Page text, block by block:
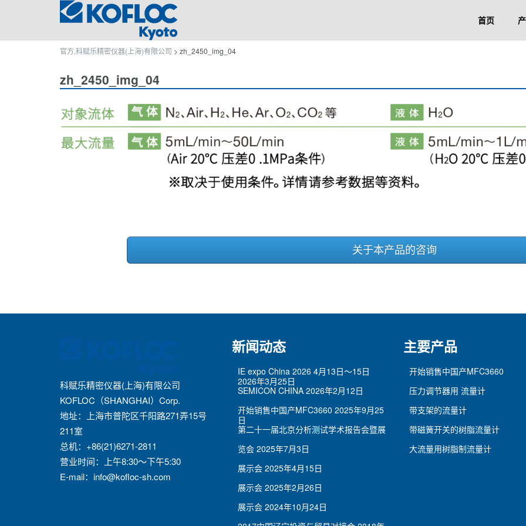
首页
官方,科赋乐精密仪器(上海)有限公司 > zh_2450_img_04
zh_2450_img_04
关于本产品的咨询
科赋乐精密仪器(上海)有限公司
KOFLOC（SHANGHAI）Corp.
地址：上海市普陀区千阳路271弄15号
211室
总机：+86(21)6271-2811
营业时间：上午8:30～下午5:30
E-mail： info@kofloc-sh.com
新闻动态
IE expo China 2026 4月13日～15日
2026年3月25日
SEMICON CHINA2026年2月12日
开始销售中国产MFC3660 2025年9月25
日
第二十一届北京分析测试学术报告会暨展
览会2025年7月3日
展示会2025年4月15日
展示会2025年2月26日
展示会2024年10月24日
主要产品
开始销售中国产MFC3660
压力调节器用 流量计
带支架的流量计
带磁簧开关的树脂流量计
大流量用树脂制流量计